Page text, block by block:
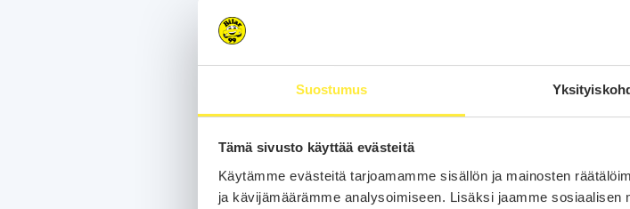
Suostumus
Tämä sivusto käyttää evästeitä
Käytämme evästeitä tarjoamamme sisällön ja mainosten
ja kävijämäärämme analysoimiseen. Lisäksi jaamme sosiaalisen
parhaat viedään käsistä. Tee kesän
suosikkimallistasi jo tänään!